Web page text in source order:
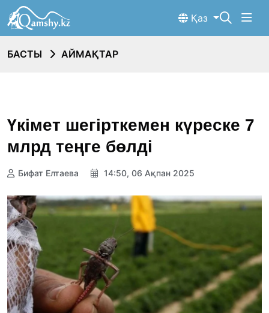
Қаз
БАСТЫ АЙМАҚТАР
Үкімет шегірткемен күреске 7
млрд теңге бөлді
Бифат Елтаева 14:50, 06 Ақпан 2025